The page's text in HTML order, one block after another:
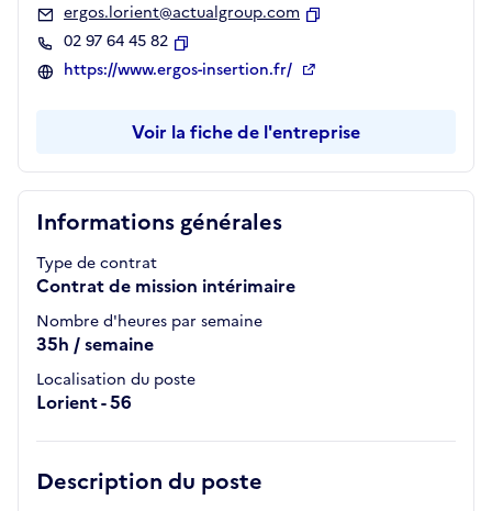
Informations générales
Type de contrat
Contrat de mission intérimaire
Nombre d'heures par semaine
35h / semaine
Localisation du poste
Lorient - 56
Description du poste
ergos.lorient@actualgroup.com
02 97 64 45 82
Copier
https://www.ergos-insertion.fr/
Voir la fiche de l'entreprise